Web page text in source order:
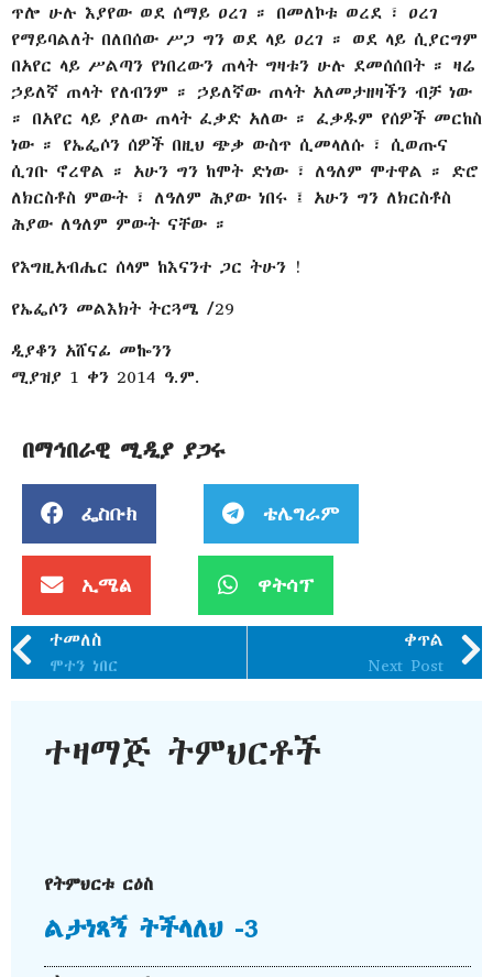
ጥሎ ሁሉ እያየው ወደ ሰማይ ዐረገ ። በመለኮቱ ወረደ ፣ ዐረገ
የማይባልለት በለበሰው ሥጋ ግን ወደ ላይ ዐረገ ። ወደ ላይ ሲያርግም
በአየር ላይ ሥልጣን የነበረውን ጠላት ግዛቱን ሁሉ ደመሰሰበት ። ዛሬ
ኃይለኛ ጠላት የለብንም ። ኃይለኛው ጠላት አለመታዘዛችን ብቻ ነው
። በአየር ላይ ያለው ጠላት ፈቃድ አለው ። ፈቃዱም የሰዎች መርከስ
ነው ። የኤፌሶን ሰዎች በዚህ ጭቃ ውስጥ ሲመላለሱ ፣ ሲወጡና
ሲገቡ ኖረዋል ። አሁን ግን ከሞት ድነው ፣ ለዓለም ሞተዋል ። ድሮ
ለክርስቶስ ምውት ፣ ለዓለም ሕያው ነበሩ ፤ አሁን ግን ለክርስቶስ
ሕያው ለዓለም ምውት ናቸው ።
የእግዚአብሔር ሰላም ከእናንተ ጋር ትሁን !
የኤፌሶን መልእክት ትርጓሜ /29
ዲያቆን አሸናፊ መኰንን
ሚያዝያ 1 ቀን 2014 ዓ.ም.
በማኅበራዊ ሚዲያ ያጋሩ
ፌስቡክ ቴሌግራም
ኢሜል ዋትሳፕ
ተመለስ
ሞተን ነበር
ቀጥል
Next Post
ተዛማጅ ትምህርቶች
የትምህርቱ ርዕስ
ልታነጻኝ ትችላለህ -3